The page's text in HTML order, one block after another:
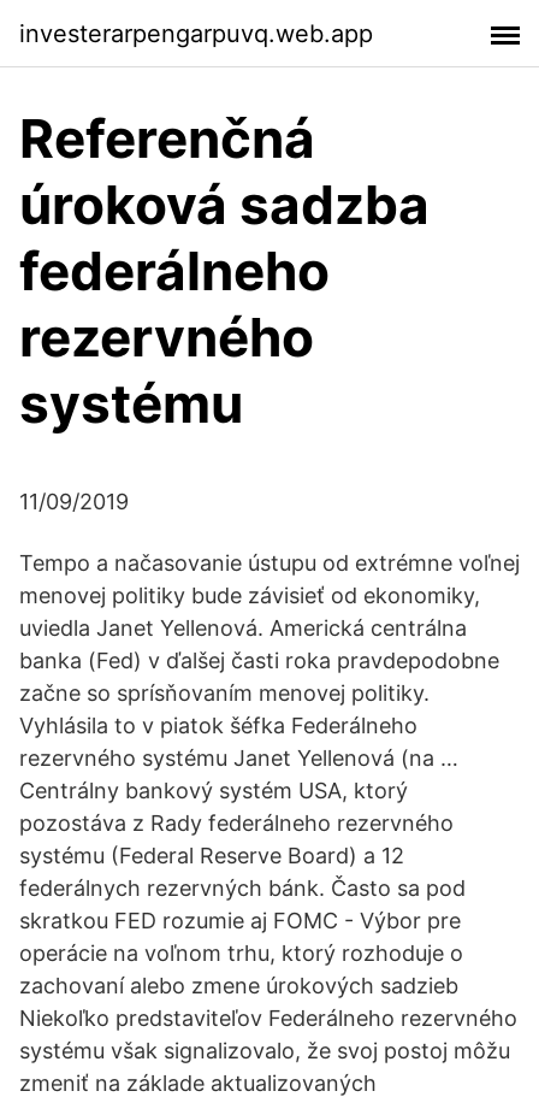
investerarpengarpuvq.web.app
Referenčná
úroková sadzba
federálneho
rezervného
systému
11/09/2019
Tempo a načasovanie ústupu od extrémne voľnej
menovej politiky bude závisieť od ekonomiky,
uviedla Janet Yellenová. Americká centrálna
banka (Fed) v ďalšej časti roka pravdepodobne
začne so sprísňovaním menovej politiky.
Vyhlásila to v piatok šéfka Federálneho
rezervného systému Janet Yellenová (na …
Centrálny bankový systém USA, ktorý
pozostáva z Rady federálneho rezervného
systému (Federal Reserve Board) a 12
federálnych rezervných bánk. Často sa pod
skratkou FED rozumie aj FOMC - Výbor pre
operácie na voľnom trhu, ktorý rozhoduje o
zachovaní alebo zmene úrokových sadzieb
Niekoľko predstaviteľov Federálneho rezervného
systému však signalizovalo, že svoj postoj môžu
zmeniť na základe aktualizovaných